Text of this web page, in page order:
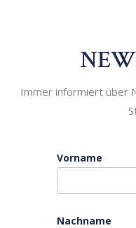
Immer informiert über
Vorname
Nachname